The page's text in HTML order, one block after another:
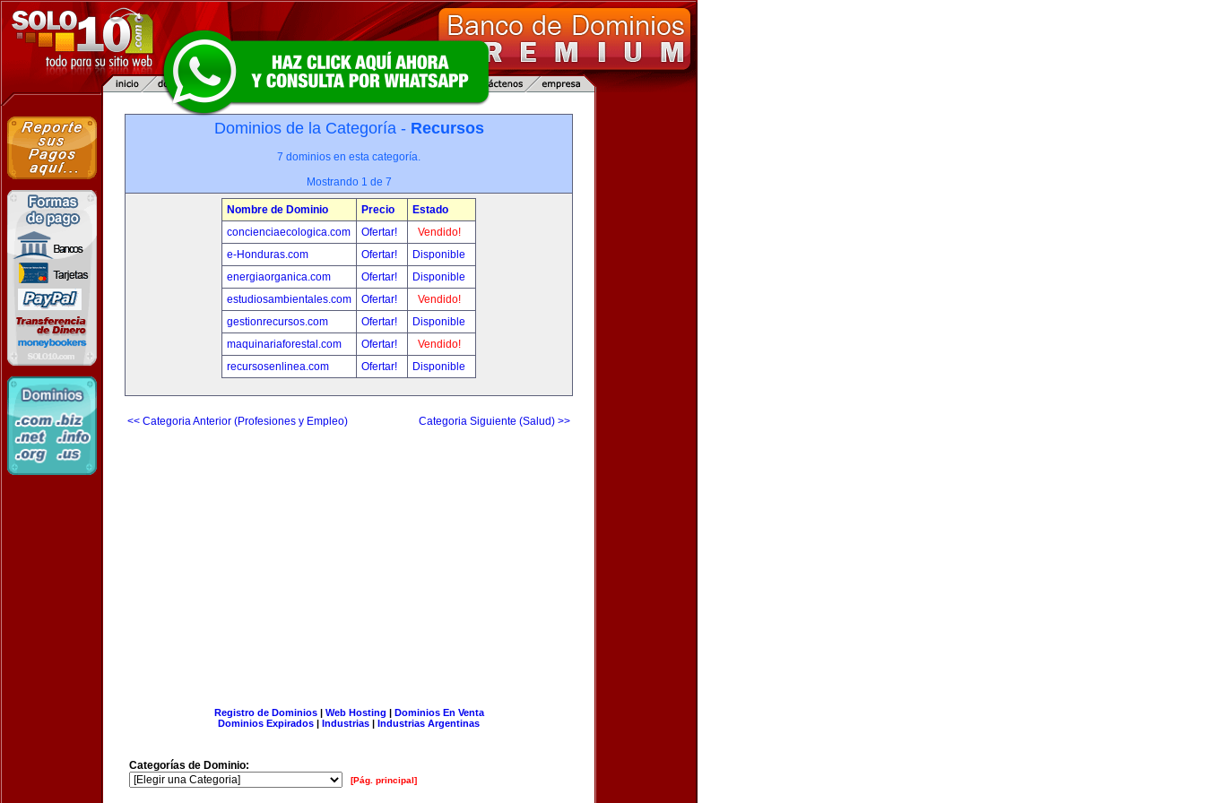
Dominios de la Categoría - Recursos
7 dominios en esta categoría.
Mostrando 1 de 7
Nombre de Dominio Precio
Estado
concienciaecologica.com
Ofertar!
Vendido!
e-Honduras.com
Ofertar!
Disponible
energiaorganica.com
Ofertar!
Disponible
estudiosambientales.com
Ofertar!
Vendido!
gestionrecursos.com
Ofertar!
Disponible
maquinariaforestal.com
Ofertar!
Vendido!
recursosenlinea.com
Ofertar! Disponible
<< Categoria Anterior (Profesiones y Empleo) Categoria Siguiente (Salud) >>
Registro de Dominios| Web Hosting | Dominios En Venta
Dominios Expirados | Industrias | Industrias Argentinas
Categorías de Dominio:
[Pág. principal]